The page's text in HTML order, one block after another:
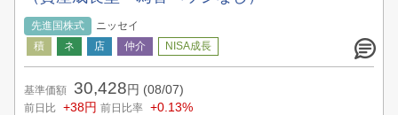
先進国株式 ニッセイ
基準価額 30,428 円 (08/07)
前日比 +38円 前日比率 +0.13%